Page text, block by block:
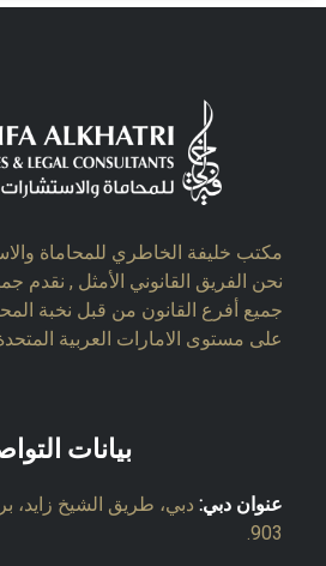
مكتب خليفة الخاطري للمحاماة
نحن الفريق القانوني الأمثل , نقدم
جميع أفرع القانون من قبل نخبة
على مستوى الامارات العربية
بيانات
عنوان دبي: دبي، طريق الشيخ زايد،
903.